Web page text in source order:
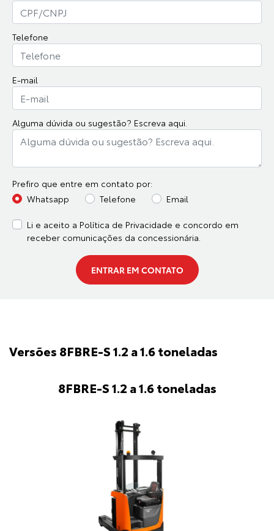
Telefone
E-mail
Alguma dúvida ou sugestão? Escreva aqui.
Prefiro que entre em contato por:
Whatsapp
Telefone Email
Li e aceito a Política de Privacidade e concordo em
receber comunicações da concessionária.
ENTRAR EM CONTATO
Versões 8FBRE-S 1.2 a 1.6 toneladas
8FBRE-S 1.2 a 1.6 toneladas